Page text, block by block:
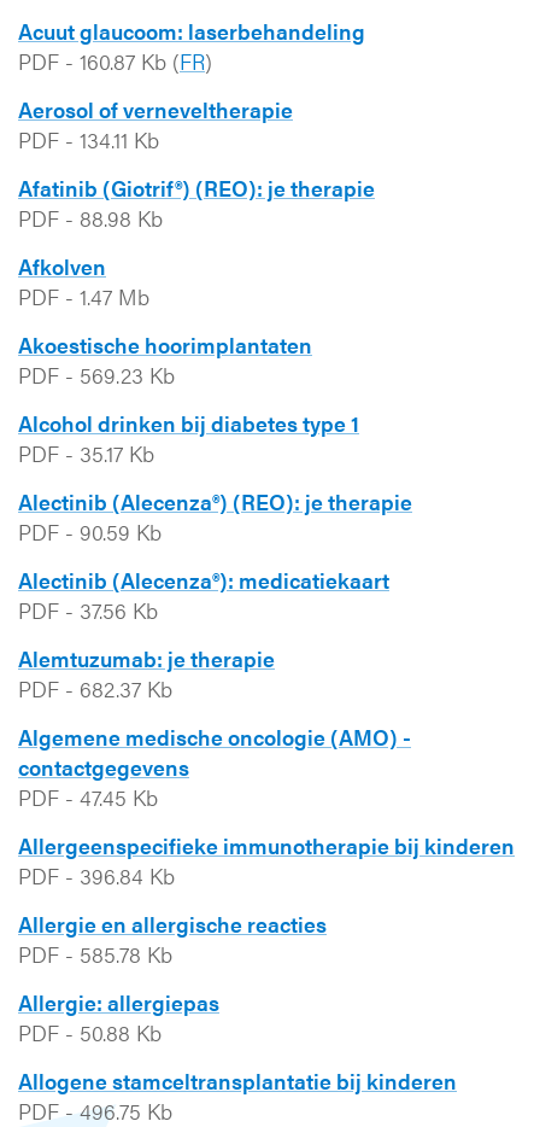
Acuut glaucoom: laserbehandeling
PDF - 160.87 Kb (FR)
Aerosol of verneveltherapie
PDF - 134.11 Kb
Afatinib (Giotrif®) (REO): je therapie
PDF - 88.98 Kb
Afkolven
PDF - 1.47 Mb
Akoestische hoorimplantaten
PDF - 569.23 Kb
Alcohol drinken bij diabetes type 1
PDF - 35.17 Kb
Alectinib (Alecenza®) (REO): je therapie
PDF - 90.59 Kb
Alectinib (Alecenza®): medicatiekaart
PDF - 37.56 Kb
Alemtuzumab: je therapie
PDF - 682.37 Kb
Algemene medische oncologie (AMO) -
contactgegevens
PDF - 47.45 Kb
Allergeenspecifieke immunotherapie bij kinderen
PDF - 396.84 Kb
Allergie en allergische reacties
PDF - 585.78 Kb
Allergie: allergiepas
PDF - 50.88 Kb
Allogene stamceltransplantatie bij kinderen
PDF - 496.75 Kb